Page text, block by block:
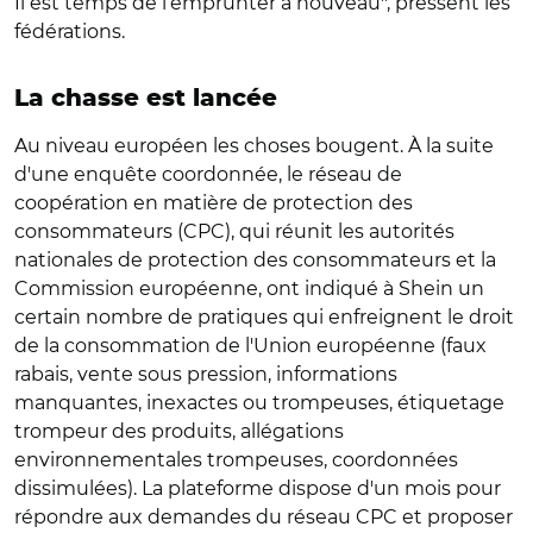
fédérations.
La chasse est lancée
Au niveau européen les choses bougent. À la suite
d'une enquête coordonnée, le réseau de
coopération en matière de protection des
consommateurs (CPC), qui réunit les autorités
nationales de protection des consommateurs et la
Commission européenne, ont indiqué à Shein un
certain nombre de pratiques qui enfreignent le droit
de la consommation de l'Union européenne (faux
rabais, vente sous pression, informations
manquantes, inexactes ou trompeuses, étiquetage
trompeur des produits, allégations
environnementales trompeuses, coordonnées
dissimulées). La plateforme dispose d'un mois pour
répondre aux demandes du réseau CPC et proposer